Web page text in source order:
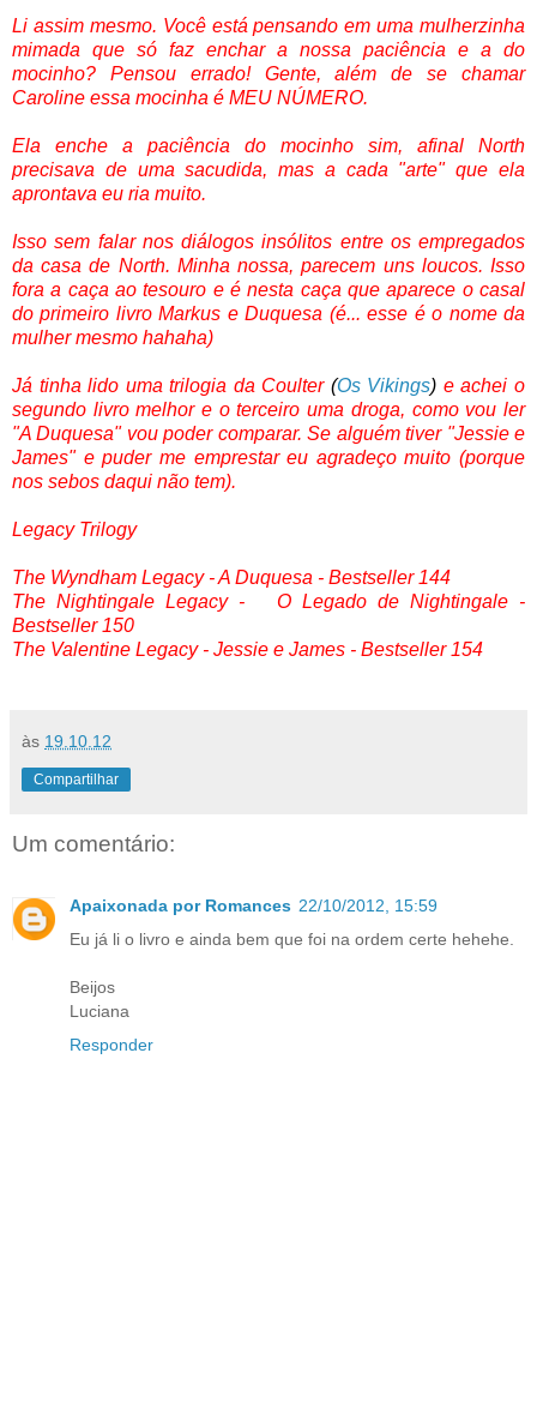
Li assim mesmo. Você está pensando em uma mulherzinha
mimada que só faz enchar a nossa paciência e a do
mocinho? Pensou errado! Gente, além de se chamar
Caroline essa mocinha é MEU NÚMERO.
Ela enche a paciência do mocinho sim, afinal North
precisava de uma sacudida, mas a cada "arte" que ela
aprontava eu ria muito.
Isso sem falar nos diálogos insólitos entre os empregados
da casa de North. Minha nossa, parecem uns loucos. Isso
fora a caça ao tesouro e é nesta caça que aparece o casal
do primeiro livro Markus e Duquesa (é... esse é o nome da
mulher mesmo hahaha)
Já tinha lido uma trilogia da Coulter(Os Vikings) e achei o
segundo livro melhor e o terceiro uma droga, como vou ler
"A Duquesa" vou poder comparar. Se alguém tiver "Jessie e
James" e puder me emprestar eu agradeço muito (porque
nos sebos daqui não tem).
Legacy Trilogy
The Wyndham Legacy - A Duquesa - Bestseller 144
The Nightingale Legacy - O Legado de Nightingale -
Bestseller 150
The Valentine Legacy - Jessie e James - Bestseller 154
às 19.10.12
Compartilhar
Um comentário:
Apaixonada por Romances 22/10/2012, 15:59
Eu já li o livro e ainda bem que foi na ordem certe hehehe.
Beijos
Luciana
Responder